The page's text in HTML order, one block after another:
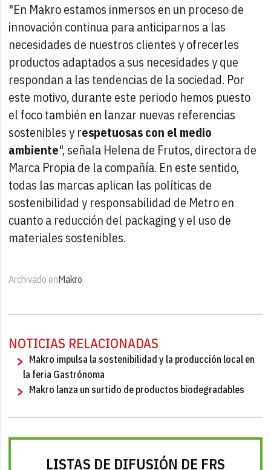
"En Makro estamos inmersos en un proceso de
innovación continua para anticiparnos a las
necesidades de nuestros clientes y ofrecerles
productos adaptados a sus necesidades y que
respondan a las tendencias de la sociedad. Por
este motivo, durante este periodo hemos puesto
el foco también en lanzar nuevas referencias
sostenibles y respetuosas con el medio
ambiente", señala Helena de Frutos, directora de
Marca Propia de la compañía. En este sentido,
todas las marcas aplican las políticas de
sostenibilidad y responsabilidad de Metro en
cuanto a reducción del packaging y el uso de
materiales sostenibles.
Archivado enMakro
NOTICIAS RELACIONADAS
Makro impulsa la sostenibilidad y la producción local en
la feria Gastrónoma
Makro lanza un surtido de productos biodegradables
LISTAS DE DIFUSIÓN DE FRS